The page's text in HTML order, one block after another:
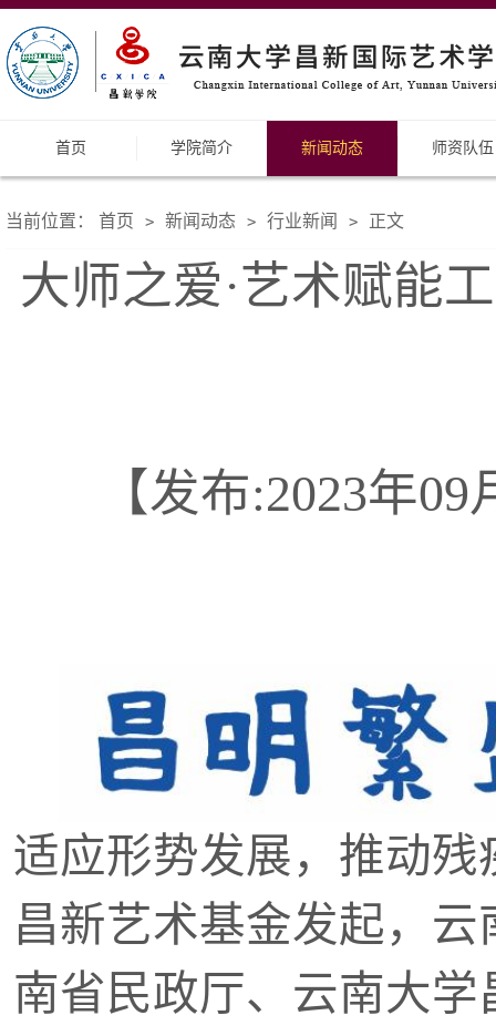
首页 学院简介 新闻动态 师资队伍
当前位置： 首页 > 新闻动态 > 行业新闻 > 正文
大师之爱·艺术赋能
【发布:2023年
适应形势发展，推动
昌新艺术基金发起，
南省民政厅、云南大